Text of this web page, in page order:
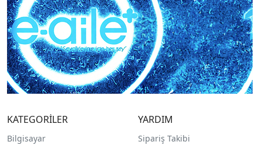
KATEGORİLER
Bilgisayar
YARDIM
Sipariş Takibi